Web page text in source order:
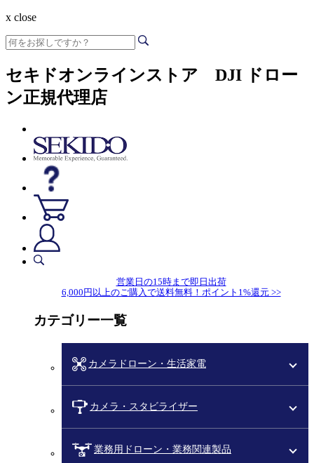
x close
セキドオンラインストア DJI ドロー
ン正規代理店
営業日の15時まで即日出荷
6,000円以上のご購入で送料無料！ポイント1%還元 >>
カテゴリー一覧
カメラドローン・生活家電
カメラ・スタビライザー
業務用ドローン・業務関連製品